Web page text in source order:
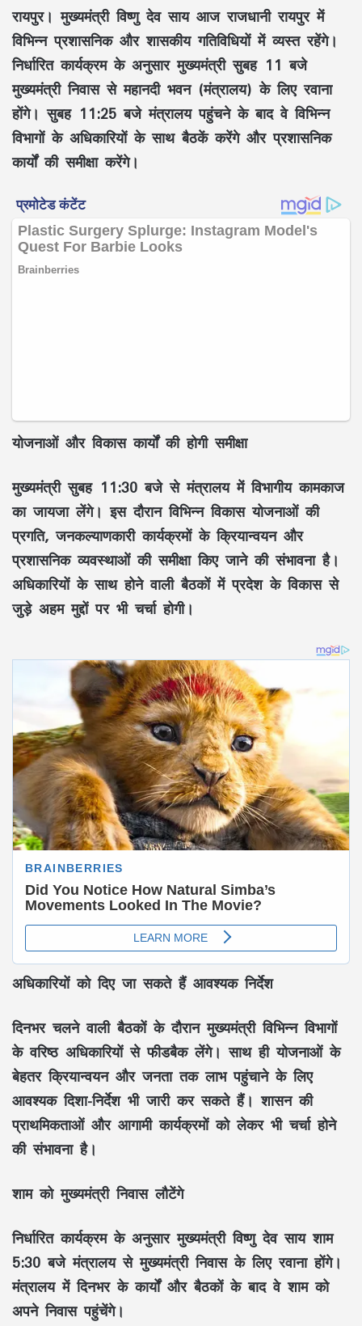
रायपुर। मुख्यमंत्री विष्णु देव साय आज राजधानी रायपुर में
विभिन्न प्रशासनिक और शासकीय गतिविधियों में व्यस्त रहेंगे।
निर्धारित कार्यक्रम के अनुसार मुख्यमंत्री सुबह 11 बजे
मुख्यमंत्री निवास से महानदी भवन (मंत्रालय) के लिए रवाना
होंगे। सुबह 11:25 बजे मंत्रालय पहुंचने के बाद वे विभिन्न
विभागों के अधिकारियों के साथ बैठकें करेंगे और प्रशासनिक
कार्यों की समीक्षा करेंगे।
योजनाओं और विकास कार्यों की होगी समीक्षा
मुख्यमंत्री सुबह 11:30 बजे से मंत्रालय में विभागीय कामकाज
का जायजा लेंगे। इस दौरान विभिन्न विकास योजनाओं की
प्रगति, जनकल्याणकारी कार्यक्रमों के क्रियान्वयन और
प्रशासनिक व्यवस्थाओं की समीक्षा किए जाने की संभावना है।
अधिकारियों के साथ होने वाली बैठकों में प्रदेश के विकास से
जुड़े अहम मुद्दों पर भी चर्चा होगी।
अधिकारियों को दिए जा सकते हैं आवश्यक निर्देश
दिनभर चलने वाली बैठकों के दौरान मुख्यमंत्री विभिन्न विभागों
के वरिष्ठ अधिकारियों से फीडबैक लेंगे। साथ ही योजनाओं के
बेहतर क्रियान्वयन और जनता तक लाभ पहुंचाने के लिए
आवश्यक दिशा-निर्देश भी जारी कर सकते हैं। शासन की
प्राथमिकताओं और आगामी कार्यक्रमों को लेकर भी चर्चा होने
की संभावना है।
शाम को मुख्यमंत्री निवास लौटेंगे
निर्धारित कार्यक्रम के अनुसार मुख्यमंत्री विष्णु देव साय शाम
5:30 बजे मंत्रालय से मुख्यमंत्री निवास के लिए रवाना होंगे।
मंत्रालय में दिनभर के कार्यों और बैठकों के बाद वे शाम को
अपने निवास पहुंचेंगे।